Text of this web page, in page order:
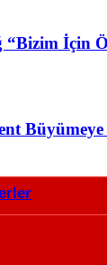
İçin
Büyümeye